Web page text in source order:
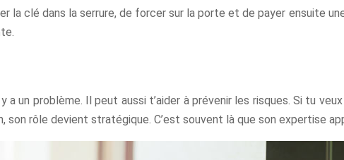
la clé dans la serrure, de forcer sur la porte et de payer ensuite
a un problème. Il peut aussi t’aider à prévenir les risques. Si tu
son rôle devient stratégique. C’est souvent là que son expertise